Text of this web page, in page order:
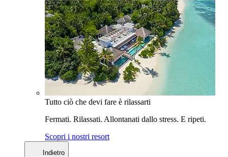
Tutto ciò che devi fare è rilassarti
Fermati. Rilassati. Allontanati dallo stress. E ripeti.
Scopri i nostri resort
Indietro